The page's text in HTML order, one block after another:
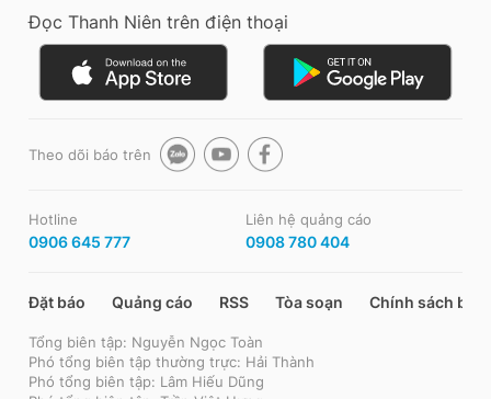
Đọc Thanh Niên trên điện thoại
Theo dõi báo trên
Hotline
0906 645 777
Liên hệ quảng cáo
0908 780 404
Đặt báo Quảng cáo RSS Tòa soạn Chính sách bảo
Tổng biên tập: Nguyễn Ngọc Toàn
Phó tổng biên tập thường trực: Hải Thành
Phó tổng biên tập: Lâm Hiếu Dũng